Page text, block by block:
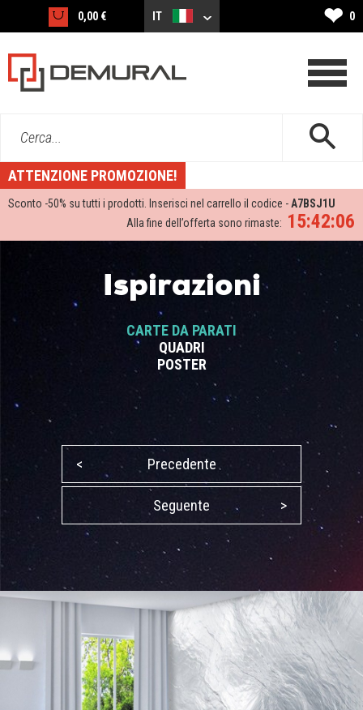
0,00 € IT ❤ 0
Cerca...
ATTENZIONE PROMOZIONE!
Sconto -50% su tutti i prodotti. Inserisci nel carrello il codice -A7BSJ1U
15:42:05
Alla fine dell’offerta sono rimaste:
Ispirazioni
CARTE DA PARATI
QUADRI
POSTER
< Precedente
Seguente >